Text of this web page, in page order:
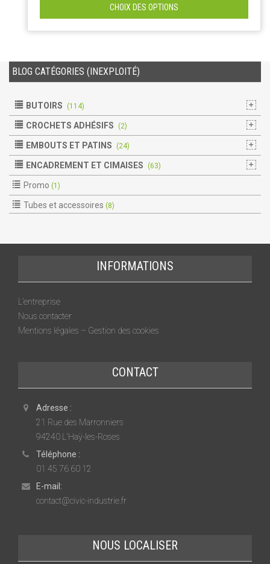
CHOIX DES OPTIONS
BLOG CATÉGORIES (INEXPLOITÉ)
BUTOIRS (114)
CROCHETS ADHÉSIFS (2)
EMBOUTS ET PATINS (24)
ENCADREMENT ET CIMAISES (63)
Promo (1)
Tubes et accessoires (8)
INFORMATIONS
L’entreprise
Nous contacter
Mentions légales – Gestion des cookies
CONTACT
Adresse :
21 Rue des Marronniers
94240 L'Haÿ-les-Roses
Téléphone :
01 45 76 60 12
E-mail:
contact@civic-industrie.fr
NOUS LOCALISER